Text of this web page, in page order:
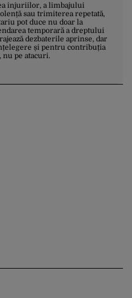
injuriilor, a limbajului
sau trimiterea repetată,
pot duce nu doar la
temporară a dreptului
dezbaterile aprinse, dar
și pentru contribuția
nu pe atacuri.